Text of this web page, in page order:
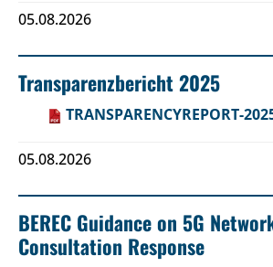
05.08.2026
Transparenzbericht 2025
TRANSPARENCYREPORT-
05.08.2026
BEREC Guidance on 5G
Consultation Response